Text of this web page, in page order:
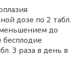
дозе по 2 табл.
до
3 раза в день в